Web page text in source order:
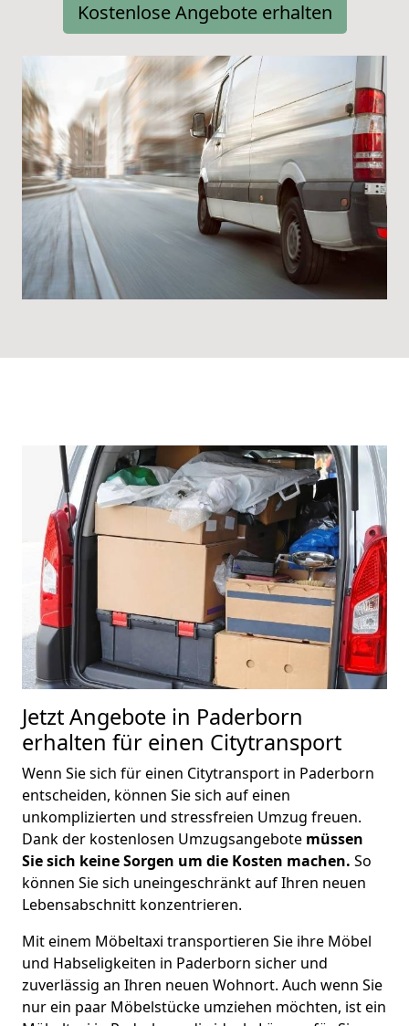
Kostenlose Angebote erhalten
Jetzt Angebote in Paderborn
erhalten für einen Citytransport
Wenn Sie sich für einen Citytransport in Paderborn
entscheiden, können Sie sich auf einen
unkomplizierten und stressfreien Umzug freuen.
Dank der kostenlosen Umzugsangebote müssen
Sie sich keine Sorgen um die Kosten machen. So
können Sie sich uneingeschränkt auf Ihren neuen
Lebensabschnitt konzentrieren.
Mit einem Möbeltaxi transportieren Sie ihre Möbel
und Habseligkeiten in Paderborn sicher und
zuverlässig an Ihren neuen Wohnort. Auch wenn Sie
nur ein paar Möbelstücke umziehen möchten, ist ein